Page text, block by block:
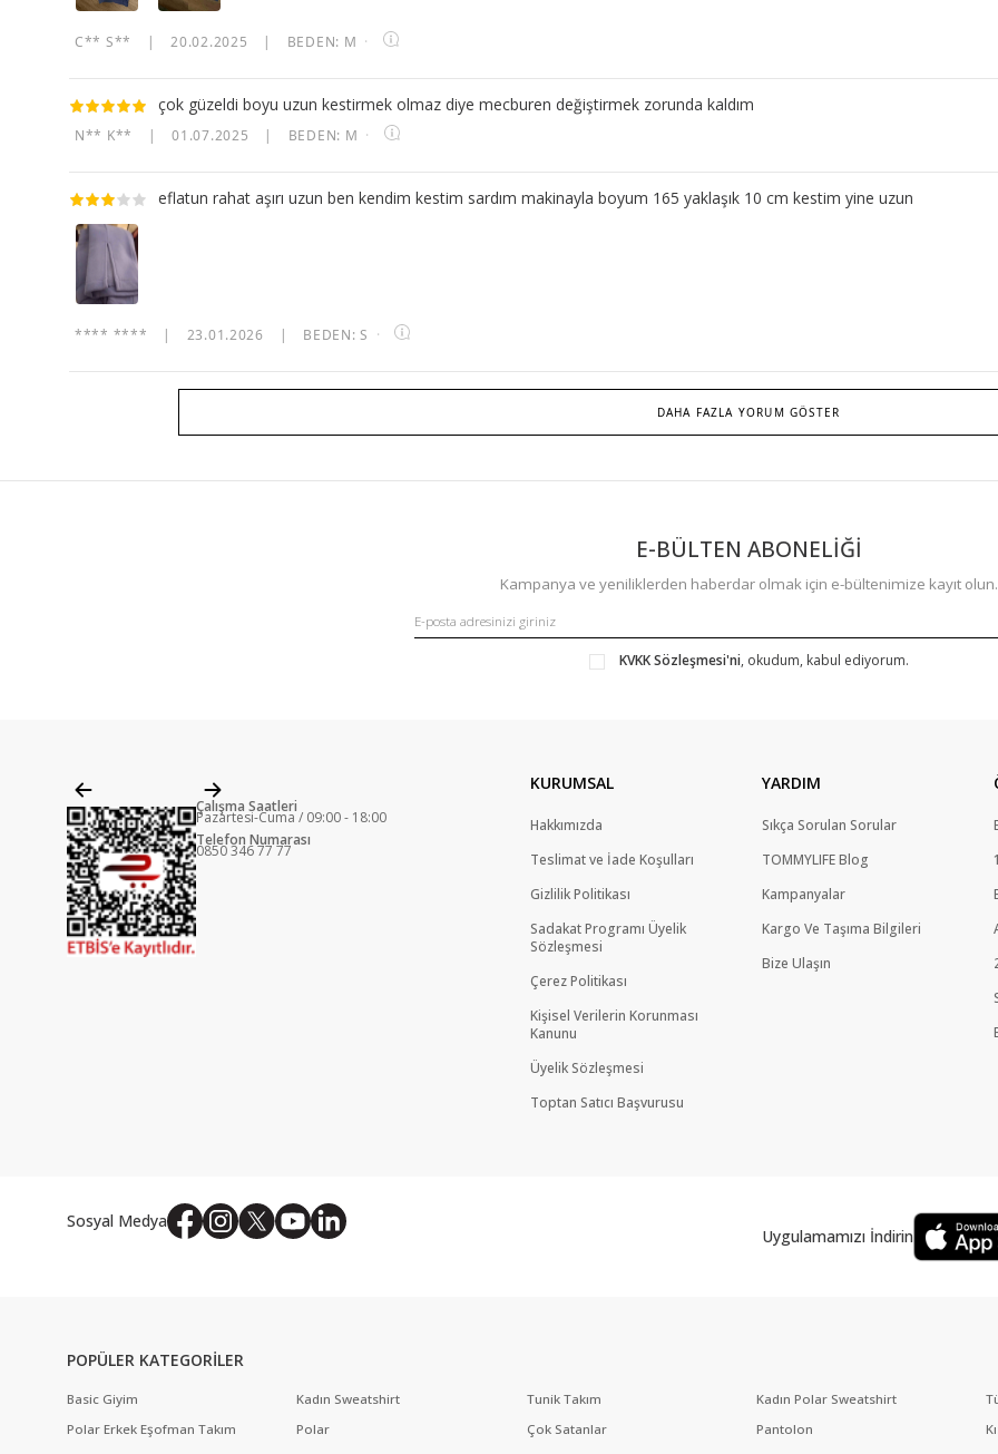
C** S** | 20.02.2025 | BEDEN: M ·
çok güzeldi boyu uzun kestirmek olmaz diye mecburen değiştirmek zorunda kaldım
N** K** | 01.07.2025 | BEDEN: M ·
eflatun rahat aşırı uzun ben kendim kestim sardım makinayla boyum 165 yaklaşık 10 cm kestim yine uzun
**** **** | 23.01.2026 | BEDEN: S ·
DAHA FAZLA YORUM GÖSTER
E-BÜLTEN ABONELİĞİ
Kampanya ve yeniliklerden haberdar olmak için e-bültenimize kayıt olun.
KVKK Sözleşmesi'ni, okudum, kabul ediyorum.
Çalışma Saatleri
Pazartesi-Cuma / 09:00 - 18:00
Telefon Numarası
0850 346 77 77
KURUMSAL
Hakkımızda
Teslimat ve İade Koşulları
Gizlilik Politikası
Sadakat Programı Üyelik
Sözleşmesi
Çerez Politikası
Kişisel Verilerin Korunması
Kanunu
Üyelik Sözleşmesi
Toptan Satıcı Başvurusu
YARDIM
Sıkça Sorulan Sorular
TOMMYLIFE Blog
Kampanyalar
Kargo Ve Taşıma Bilgileri
Bize Ulaşın
Sosyal Medya
Uygulamamızı İndirin
POPÜLER KATEGORİLER
Basic Giyim
Polar Erkek Eşofman Takım
Kadın Sweatshirt
Polar
Tunik Takım
Çok Satanlar
Kadın Polar Sweatshirt
Pantolon